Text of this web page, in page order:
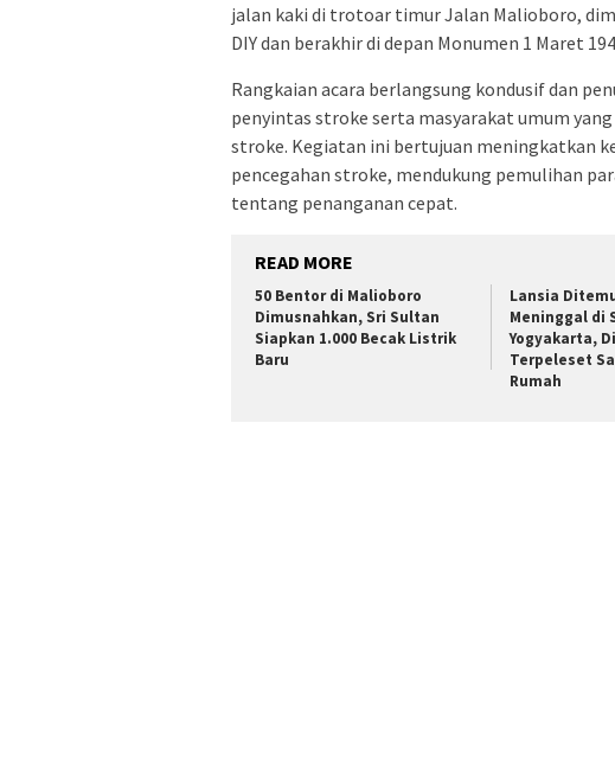
jalan kaki di trotoar timur Jalan Malioboro,
DIY dan berakhir di depan Monumen 1 Maret
Rangkaian acara berlangsung kondusif dan
penyintas stroke serta masyarakat umum
stroke. Kegiatan ini bertujuan meningkatkan
pencegahan stroke, mendukung pemulihan
tentang penanganan cepat.
READ MORE
50 Bentor di Malioboro
Dimusnahkan, Sri Sultan
Siapkan 1.000 Becak Listrik
Baru
Lansia
Meninggal di
Yogyakarta,
Terpeleset
Rumah